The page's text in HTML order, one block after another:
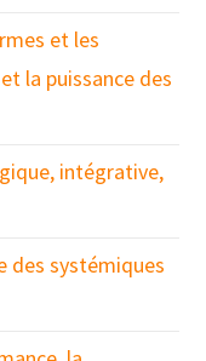
et les
la puissance des
intégrative,
des systémiques